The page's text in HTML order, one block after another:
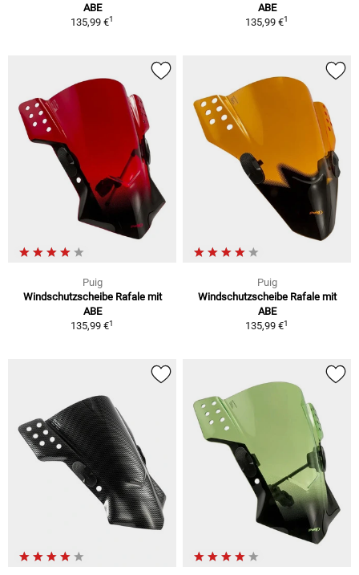
ABE
135,99 €1
ABE
135,99 €1
Puig
Windschutzscheibe Rafale mit
ABE
135,99 €1
Puig
Windschutzscheibe Rafale mit
ABE
135,99 €1